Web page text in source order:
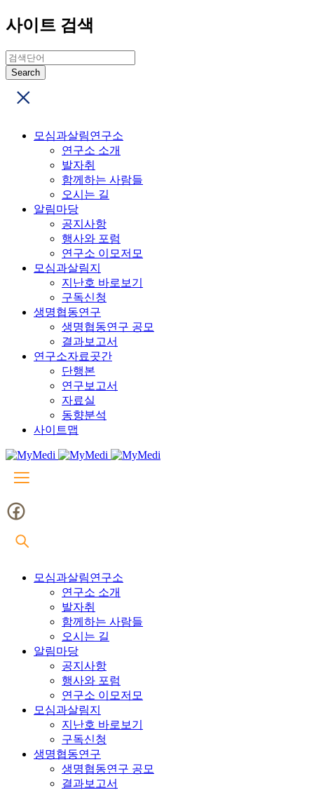
사이트 검색
모심과살림연구소
연구소 소개
발자취
함께하는 사람들
오시는 길
알림마당
공지사항
행사와 포럼
연구소 이모저모
모심과살림지
지난호 바로보기
구독신청
생명협동연구
생명협동연구 공모
결과보고서
연구소자료곳간
단행본
연구보고서
자료실
동향분석
사이트맵
모심과살림연구소
연구소 소개
발자취
함께하는 사람들
오시는 길
알림마당
공지사항
행사와 포럼
연구소 이모저모
모심과살림지
지난호 바로보기
구독신청
생명협동연구
생명협동연구 공모
결과보고서